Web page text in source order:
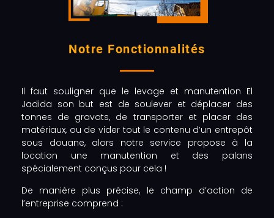
Notre Fonctionnalités
Il faut souligner que le levage et manutention El
Jadida son but est de soulever et déplacer des
tonnes de gravats, de transporter et placer des
matériaux, ou de vider tout le contenu d’un entrepôt
sous douane, alors notre service propose à la
location une manutention et des palans
spécialement conçus pour cela !
De manière plus précise, le champ d’action de
l’entreprise comprend :